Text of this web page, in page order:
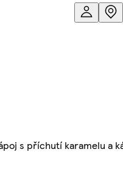
s příchutí karamelu a